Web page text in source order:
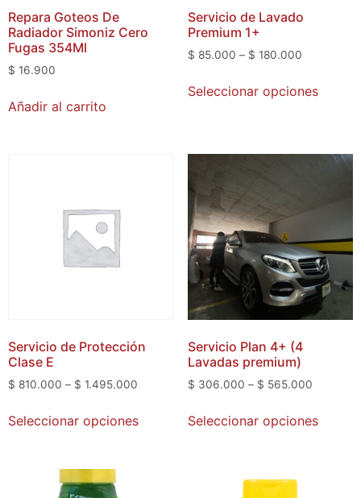
Repara Goteos De
Radiador Simoniz Cero
Fugas 354Ml
$ 16.900
Añadir al carrito
Servicio de Lavado
Premium 1+
$ 85.000 – $ 180.000
Seleccionar opciones
Servicio de Protección
Clase E
$ 810.000 – $ 1.495.000
Seleccionar opciones
Servicio Plan 4+ (4
Lavadas premium)
$ 306.000 – $ 565.000
Seleccionar opciones